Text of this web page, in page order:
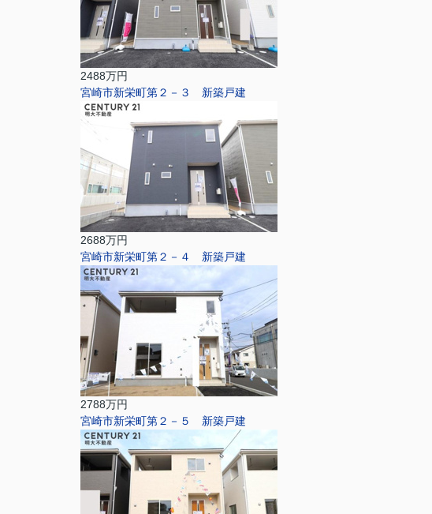
2488万円
宮崎市新栄町第２－３ 新築戸建
2688万円
宮崎市新栄町第２－４ 新築戸建
2788万円
宮崎市新栄町第２－５ 新築戸建